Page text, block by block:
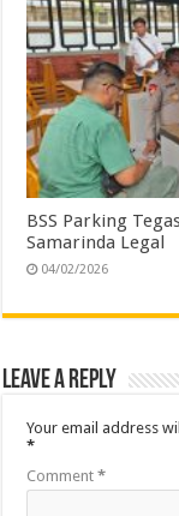
BSS Parking
Samarinda Legal
04/02/2026
Leave a Reply
Your email address
*
Comment*